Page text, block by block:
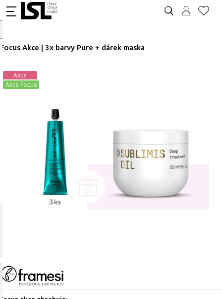
Focus Akce | 3x barvy Pure + dárek maska
Akce
Akce Focus